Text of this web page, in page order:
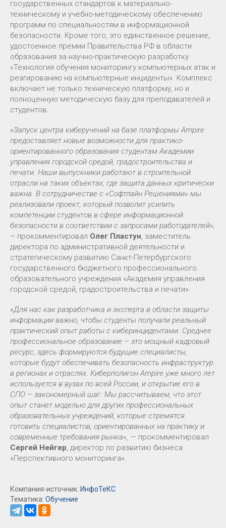
государственных стандартов к материально-
техническому и учебно-методическому обеспечению
программ по специальностям в информационной
безопасности. Кроме того, это единственное решение,
удостоенное премии Правительства РФ в области
образования за научно-практическую разработку
«Технология обучения мониторингу компьютерных атак и
реагированию на компьютерные инциденты». Комплекс
включает не только техническую платформу, но и
полноценную методическую базу для преподавателей и
студентов.
«Запуск центра киберучений на базе платформы Ampire
предоставляет новые возможности для практико-
ориентированного образования студентам Академии
управления городской средой, градостроительства и
печати. Наши выпускники работают в строительной
отрасли на таких объектах, где защита данных критически
важна. В сотрудничестве с «Софтлайн Решениями» мы
реализовали проект, который позволит усилить
компетенции студентов в сфере информационной
безопасности в соответствии с запросами работодателей»,
– прокомментировал Олег Пластун, заместитель
директора по административной деятельности и
стратегическому развитию Санкт-Петербургского
государственного бюджетного профессионального
образовательного учреждения «Академия управления
городской средой, градостроительства и печати».
«Для нас как разработчика и эксперта в области защиты
информации важно, чтобы студенты получали реальный
практический опыт работы с киберинцидентами. Среднее
профессиональное образование – это мощный кадровый
ресурс, здесь формируются будущие специалисты,
которые будут обеспечивать безопасность инфраструктур
в регионах и отраслях. Киберполигон Ampire уже много лет
используется в вузах по всей России, и открытие его в
СПО – закономерный шаг. Мы рассчитываем, что этот
опыт станет моделью для других профессиональных
образовательных учреждений, которые стремятся
готовить специалистов, ориентированных на практику и
современные требования рынка», — прокомментировал
Сергей Нейгер, директор по развитию бизнеса
«Перспективного мониторинга».
Компания-источник: ИнфоТеКС
Тематика: Обучение